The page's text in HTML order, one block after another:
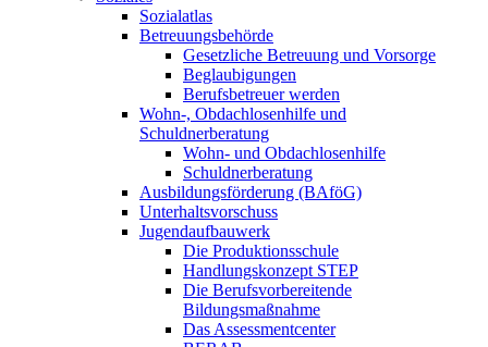
Sozialatlas
Betreuungsbehörde
Gesetzliche Betreuung und Vorsorge
Beglaubigungen
Berufsbetreuer werden
Wohn-, Obdachlosenhilfe und
Schuldnerberatung
Wohn- und Obdachlosenhilfe
Schuldnerberatung
Ausbildungsförderung (BAföG)
Unterhaltsvorschuss
Jugendaufbauwerk
Die Produktionsschule
Handlungskonzept STEP
Die Berufsvorbereitende
Bildungsmaßnahme
Das Assessmentcenter